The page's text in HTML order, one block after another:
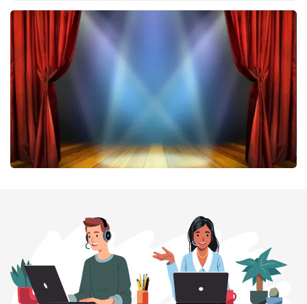
Don Omar
422 laatste 30 minuten
BESTEL NU
BESTEL NU